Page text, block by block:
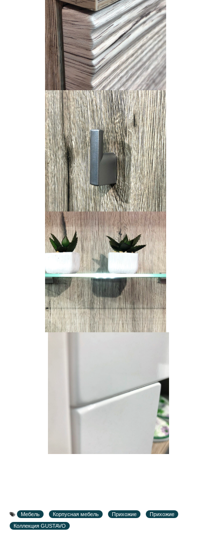
Мебель Корпусная мебель Прихожие
Прихожие
Коллекция GUSTAVO